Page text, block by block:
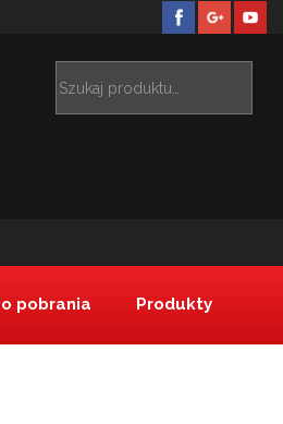
pobrania Produkty